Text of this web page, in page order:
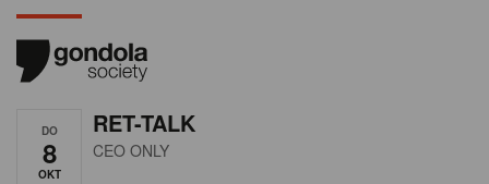
DO
8
OKT
RET-TALK
CEO ONLY